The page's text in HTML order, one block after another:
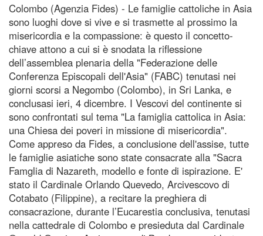
Colombo (Agenzia Fides) - Le famiglie cattoliche in Asia
sono luoghi dove si vive e si trasmette al prossimo la
misericordia e la compassione: è questo il concetto-
chiave attono a cui si è snodata la riflessione
dell’assemblea plenaria della "Federazione delle
Conferenza Episcopali dell'Asia" (FABC) tenutasi nei
giorni scorsi a Negombo (Colombo), in Sri Lanka, e
conclusasi ieri, 4 dicembre. I Vescovi del continente si
sono confrontati sul tema "La famiglia cattolica in Asia:
una Chiesa dei poveri in missione di misericordia".
Come appreso da Fides, a conclusione dell'assise, tutte
le famiglie asiatiche sono state consacrate alla "Sacra
Famglia di Nazareth, modello e fonte di ispirazione. E'
stato il Cardinale Orlando Quevedo, Arcivescovo di
Cotabato (Filippine), a recitare la preghiera di
consacrazione, durante l’Eucarestia conclusiva, tenutasi
nella cattedrale di Colombo e presieduta dal Cardinale